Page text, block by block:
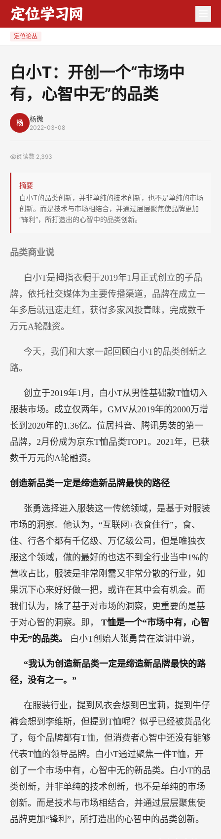
定位论丛
白小T：开创一个“市场中
有，心智中无”的品类
杨 杨微
2022-03-08
阅读数 2,393
摘要
白小T的品类创新，并非单纯的技术创新，也不是单纯的市场
创新。而是技术与市场相结合，并通过层层聚焦使品牌更加
“锋利”，所打造出的心智中的品类创新。
品类商业说
白小T是拇指衣橱于2019年1月正式创立的子品
牌，依托社交媒体为主要传播渠道，品牌在成立一
年多后就迅速走红，获得多家风投青睐，完成数千
万元A轮融资。
今天，我们和大家一起回顾白小T的品类创新之
路。
创立于2019年1月，白小T从男性基础款T恤切入
服装市场。成立仅两年，GMV从2019年的2000万增
长到2020年的1.36亿。位居抖音、腾讯男装的第一
品牌，2月份成为京东T恤品类TOP1。2021年，已获
数千万元的A轮融资。
创造新品类一定是缔造新品牌最快的路径
张勇选择进入服装这一传统领域，是基于对服装
市场的洞察。他认为，“互联网+衣食住行”，食、
住、行各个都有千亿级、万亿级公司，但是唯独衣
服这个领域，做的最好的也达不到全行业当中1%的
营收占比，服装是非常刚需又非常分散的行业，如
果沉下心来好好做一把，或许在其中会有机会。而
我们认为，除了基于对市场的洞察，更重要的是基
于对心智的洞察。即， T恤是一个“市场中有，心智
中无”的品类。 白小T创始人张勇曾在演讲中说，
“我认为创造新品类一定是缔造新品牌最快的路
径，没有之一。”
在服装行业，提到风衣会想到巴宝莉，提到牛仔
裤会想到李维斯，但提到T恤呢？似乎已经被货品化
了，每个品牌都有T恤，但消费者心智中还没有能够
代表T恤的领导品牌。白小T通过聚焦一件T恤，开
创了一个市场中有，心智中无的新品类。白小T的品
类创新，并非单纯的技术创新，也不是单纯的市场
创新。而是技术与市场相结合，并通过层层聚焦使
品牌更加“锋利”，所打造出的心智中的品类创新。